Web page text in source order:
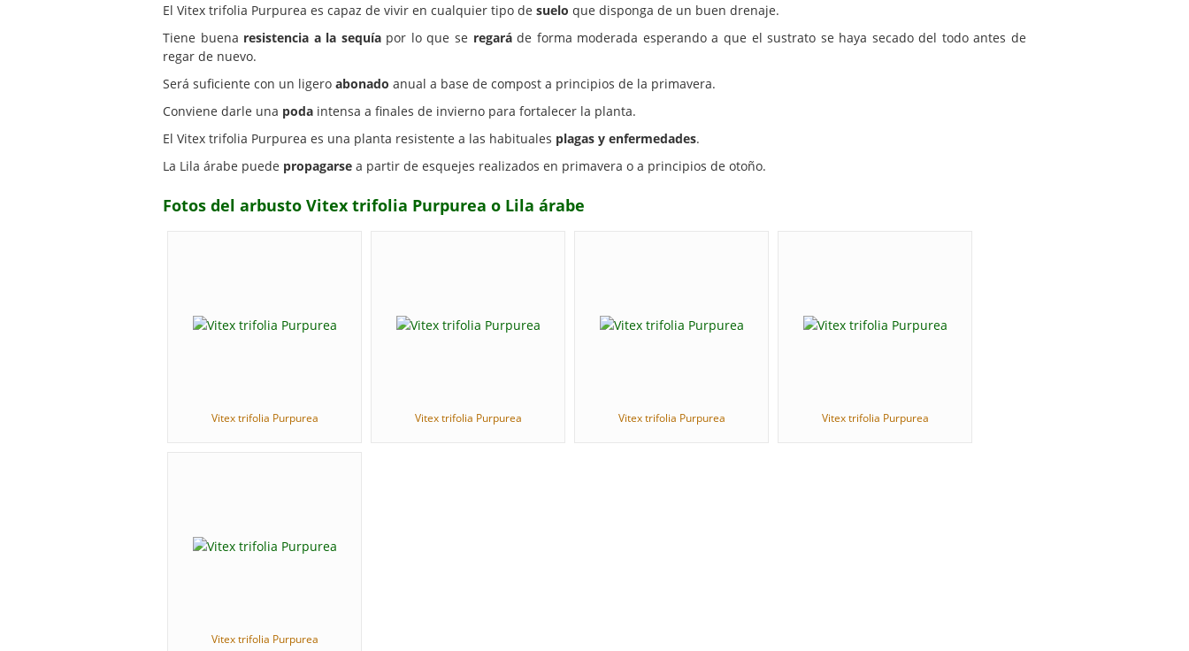
El Vitex trifolia Purpurea es capaz de vivir en cualquier tipo de suelo que disponga de un buen drenaje.
Tiene buena resistencia a la sequíapor lo que se regaráde forma moderada esperando a que el sustrato se haya secado del todo antes de
regar de nuevo.
Será suficiente con un ligero abonado anual a base de compost a principios de la primavera.
Conviene darle una poda intensa a finales de invierno para fortalecer la planta.
El Vitex trifolia Purpurea es una planta resistente a las habituales plagas y enfermedades.
La Lila árabe puede propagarse a partir de esquejes realizados en primavera o a principios de otoño.
Fotos del arbusto Vitex trifolia Purpurea o Lila árabe
Vitex trifolia Purpurea Vitex trifolia Purpurea Vitex trifolia Purpurea Vitex trifolia Purpurea
Vitex trifolia Purpurea